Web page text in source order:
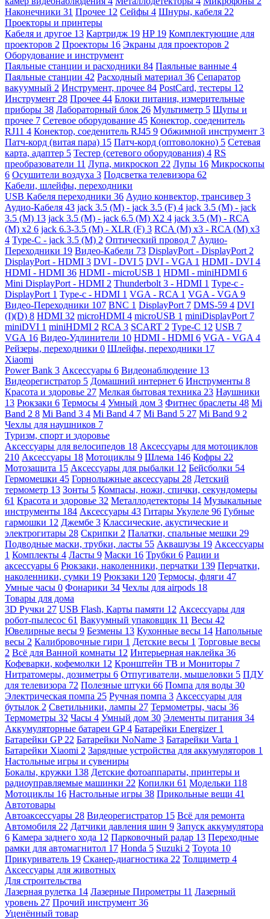
Наконечники 31 Прочее 12 Сейфы 4 Шнуры, кабеля 22
Проекторы и принтеры
Кабеля и другое 13 Картридж 19 HP 19 Комплектующие для
проекторов 2 Проекторы 16 Экраны для проекторов 2
Оборудование и инструмент
Паяльные станции и расходники 84 Паяльные ванные 4
Паяльные станции 42 Расходный материал 36 Сепаратор
вакуумный 2 Инструмент, прочее 84 PostCard, тестеры 12
Инструмент 28 Прочее 44 Блоки питания, измерительные
приборы 38 Лабораторный блок 26 Мультиметр 5 Щупы и
прочее 7 Сетевое оборудование 45 Конектор, соеденитель
RJ11 4 Конектор, соеденитель RJ45 9 Обжимной инструмент 3
Патч-корд (витая пара) 15 Патч-корд (оптоволокно) 5 Сетевая
карта, адаптер 5 Тестер (сетевого оборудования) 4 RS
преобразователи 11 Лупа, микроскоп 22 Лупы 16 Микроскопы
6 Осушители воздуха 3 Подсветка телевизора 62
Кабели, шлейфы, переходники
USB Кабеля переходники 36 Аудио конвектор, трансивер 3
Аудио-Кабеля 43 jack 3.5 (M) - jack 3.5 (F) 4 jack 3.5 (M) - jack
3.5 (M) 13 jack 3.5 (M) - jack 6.5 (M) X2 4 jack 3.5 (M) - RCA
(M) x2 6 jack 6.3-3.5 (M) - XLR (F) 3 RCA (M) x3 - RCA (M) x3
4 Type-C - jack 3.5 (M) 2 Оптический провод 7 Аудио-
Переходники 19 Видео-Кабели 73 DisplayPort - DisplayPort 2
DisplayPort - HDMI 3 DVI - DVI 5 DVI - VGA 1 HDMI - DVI 4
HDMI - HDMI 36 HDMI - microUSB 1 HDMI - miniHDMI 6
Mini DisplayPort - HDMI 2 Thunderbolt 3 - HDMI 1 Type-c -
DisplayPort 1 Type-c - HDMI 1 VGA - RCA 1 VGA - VGA 9
Видео-Переходники 107 BNC 1 DisplayPort 7 DMS-59 4 DVI
(I)(D) 8 HDMI 32 microHDMI 4 microUSB 1 miniDisplayPort 7
miniDVI 1 miniHDMI 2 RCA 3 SCART 2 Type-C 12 USB 7
VGA 16 Видео-Удлинители 10 HDMI - HDMI 6 VGA - VGA 4
Рейзеры, переходники 0 Шлейфы, переходники 17
Xiaomi
Power Bank 3 Аксессуары 6 Видеонаблюдение 13
Видеорегистратор 5 Домашний интернет 6 Инструменты 8
Красота и здоровье 27 Мелкая бытовая техника 23 Наушники
13 Рюкзаки 6 Термосы 4 Умный дом 3 Фитнес браслеты 48 Mi
Band 2 8 Mi Band 3 4 Mi Band 4 7 Mi Band 5 27 Mi Band 9 2
Чехлы для наушников 7
Туризм, спорт и здоровье
Аксессуары для велосипедов 18 Аксессуары для мотоциклов
210 Аксессуары 18 Мотоциклы 9 Шлема 146 Кофры 22
Мотозащита 15 Аксессуары для рыбалки 12 Бейсболки 54
Гермомешки 45 Горнолыжные аксессуары 28 Детский
термометр 13 Зонты 5 Компасы, ножи, спички, секундомеры
61 Красота и здоровье 32 Металлодетекторы 14 Музыкальные
инструменты 184 Аксессуары 43 Гитары Укулеле 96 Губные
гармошки 12 Джембе 3 Классические, акустические и
электрогитары 28 Скрипки 2 Палатки, спальные мешки 29
Подводные маски, трубки, ласты 55 Аквашузы 19 Аксессуары
1 Комплекты 4 Ласты 9 Маски 16 Трубки 6 Рации и
аксессуары 6 Рюкзаки, наколенники, перчатки 139 Перчатки,
наколенники, сумки 19 Рюкзаки 120 Термосы, фляги 47
Умные часы 0 Фонарики 34 Чехлы для airpods 18
Товары для дома
3D Ручки 27 USB Flash, Карты памяти 12 Аксессуары для
робот-пылесос 61 Вакуумный упаковщик 11 Весы 42
Ювелирные весы 9 Безмены 13 Кухонные весы 14 Напольные
весы 2 Калибровочные гири 1 Детские весы 1 Торговые весы
2 Всё для Ванной комнаты 12 Интерьерная наклейка 36
Кофеварки, кофемолки 12 Кронштейн ТВ и Мониторы 7
Нитратомеры, дозиметры 6 Отпугиватели, мышеловки 5 ПДУ
для телевизора 72 Полезные штуки 66 Помпа для воды 30
Электрическая помпа 25 Ручная помпа 3 Аксессуары для
бутылок 2 Светильники, лампы 27 Термометры, часы 36
Термометры 32 Часы 4 Умный дом 30 Элементы питания 34
Аккумуляторные батареи GP4 Батарейки Energizer 1
Батарейки GP 22 Батарейки NoName 3 Батарейки Varta 1
Батарейки Xiaomi 2 Зарядные устройства для аккумуляторов 1
Настольные игры и сувениры
Бокалы, кружки 138 Детские фотоаппараты, принтеры и
радиоуправляемые машинки 22 Копилки 61 Модельки 118
Мотоциклы 16 Настольные игры 38 Прикольные вещи 41
Автотовары
Автоаксессуары 28 Видеорегистратор 15 Всё для ремонта
Автомобиля 22 Датчики давления шин 9 Запуск аккумулятора
6 Камера заднего хода 12 Парковочный радар 13 Переходные
рамки для автомагнитол 17 Honda 5 Suzuki 2 Toyota 10
Прикуриватель 19 Сканер-диагностика 22 Толщиметр 4
Аксессуары для животных
Для строительства
Лазерная рулетка 14 Лазерные Пирометры 11 Лазерный
уровень 27 Прочий инструмент 36
Уценённый товар